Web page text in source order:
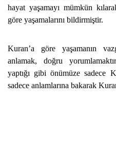
hayat yaşamayı mümkün
göre yaşamalarını bildirmiştir.
Kuran’a göre yaşamanın
anlamak, doğru
yaptığı gibi önümüze sadece
sadece anlamlarına bakarak